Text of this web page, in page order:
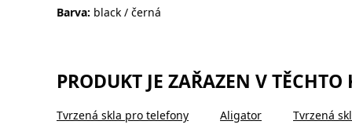
Barva: black / černá
PRODUKT JE ZAŘAZEN V TĚCHTO
Tvrzená skla pro telefony Aligator Tvrzená